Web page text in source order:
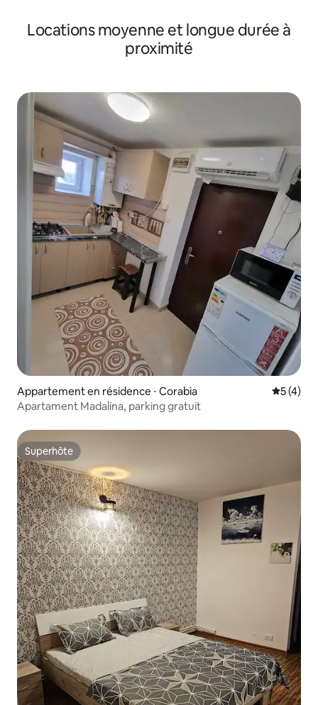
Locations moyenne et longue durée à
proximité
Appartement en résidence ⋅ Corabia
5 (4)
Apartament Madalina, parking gratuit
Superhôte
Superhôte